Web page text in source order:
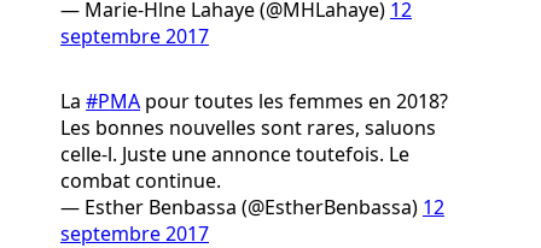
— Marie-Hlne Lahaye (@MHLahaye) 12
septembre 2017
La #PMA pour toutes les femmes en 2018?
Les bonnes nouvelles sont rares, saluons
celle-l. Juste une annonce toutefois. Le
combat continue.
— Esther Benbassa (@EstherBenbassa) 12
septembre 2017